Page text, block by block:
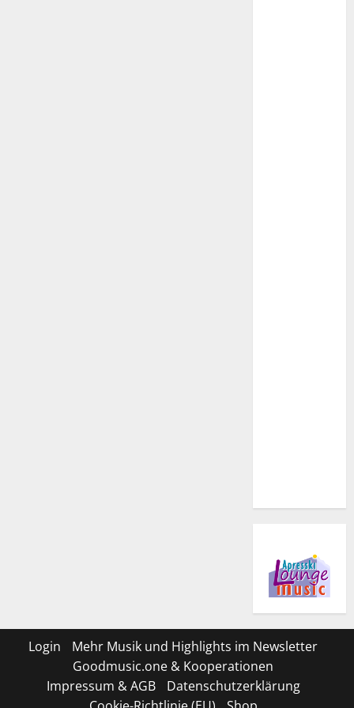
Login
Mehr Musik und Highlights im Newsletter
Goodmusic.one & Kooperationen
Impressum & AGB
Datenschutzerklärung